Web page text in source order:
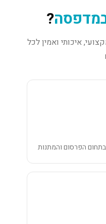
?
איכותי ואמין לכל
הפרסום והמתנות